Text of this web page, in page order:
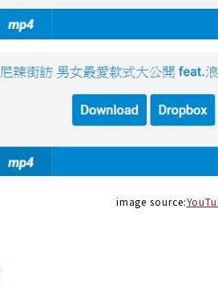
image source: